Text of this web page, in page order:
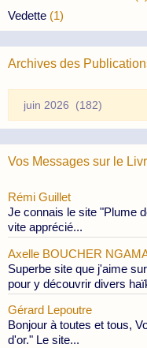
Vedette (1)
Archives des
des
Publications
Vos Messages sur le
Rémi Guillet
Je connais le site "Plume
vite apprécié...
Axelle BOUCHER
Superbe site que j'aime
pour y découvrir divers
Gérard Lepoutre
Bonjour à toutes et tous,
d'or." Le site...